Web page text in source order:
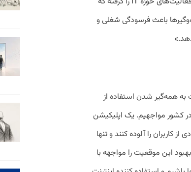
باعث فرسودگی شغلی و
همه‌گیر شدن استفاده از
کشور مواجهیم. یک اپلیکیشن
کاربران را آلوده کنند و تنها
این موقعیت را مواجهه با